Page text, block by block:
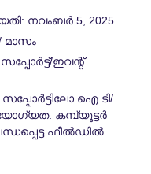
നവംബർ 5, 2025
മാസം
ഇവന്റ്
ഐ ടി/
കമ്പ്യൂട്ടർ
ഫീൽഡിൽ